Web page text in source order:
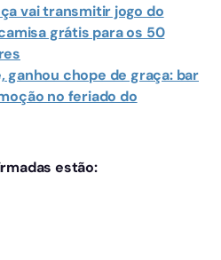
vai transmitir jogo do
grátis para os 50
ganhou chope de graça: bar
no feriado do
estão: